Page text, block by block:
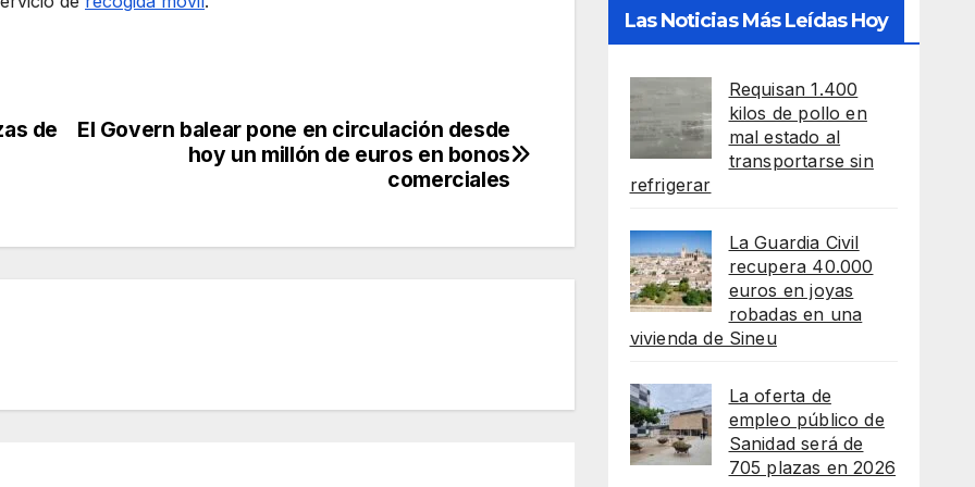
El Govern balear pone en circulación desde
hoy un millón de euros en bonos
comerciales
de
Las Noticias Más Leídas Hoy
Requisan 1.400
kilos de pollo en
mal estado al
transportarse sin
refrigerar
La Guardia Civil
recupera 40.000
euros en joyas
robadas en una
vivienda de Sineu
La oferta de
empleo público de
Sanidad será de
705 plazas en 2026